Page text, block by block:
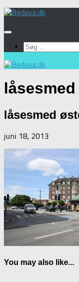
Skip
content
Søg
efter:
låsesmed
juni 18, 2013
You may also like...